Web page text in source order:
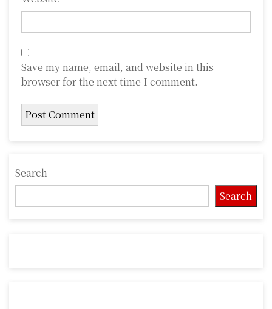
Save my name, email, and website in this
browser for the next time I comment.
Search
Search